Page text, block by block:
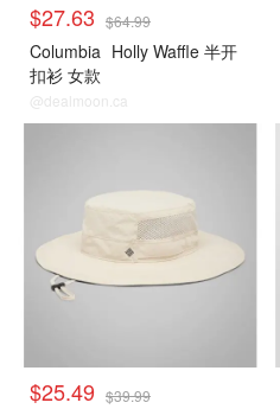
$27.63 $64.99
Columbia Holly Waffle 半开
扣衫 女款
@dealmoon.ca
$25.49 $39.99